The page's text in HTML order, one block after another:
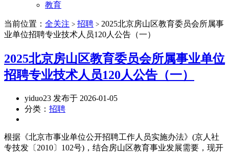
教育
当前位置： 全关注 > 招聘 > 2025北京房山区教育委员会所属事
业单位招聘专业技术人员120人公告（一）
2025北京房山区教育委员会所属事业单位
招聘专业技术人员120人公告（一）
yiduo23 发布于 2026-01-05
分类： 招聘
根据《北京市事业单位公开招聘工作人员实施办法》(京人社
专技发〔2010〕102号)，结合房山区教育事业发展需要，现开